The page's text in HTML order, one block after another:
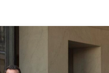
on vielä paljon kolkkia,
suurimman
alueelta, jota vaativat
Iso-Britanniakin. Se […]